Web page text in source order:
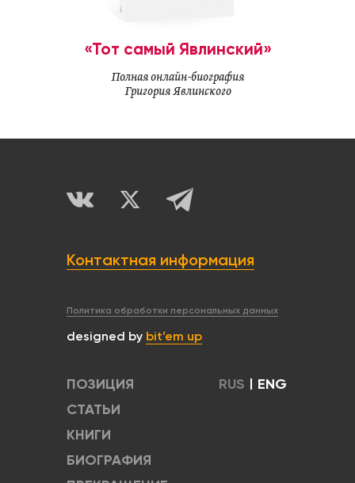
«Тот самый Явлинский»
Полная онлайн-биография
Григория Явлинского
Контактная информация
Политика обработки персональных данных
designed by bit’em up
ПОЗИЦИЯ
СТАТЬИ
КНИГИ
БИОГРАФИЯ
RUS | ENG